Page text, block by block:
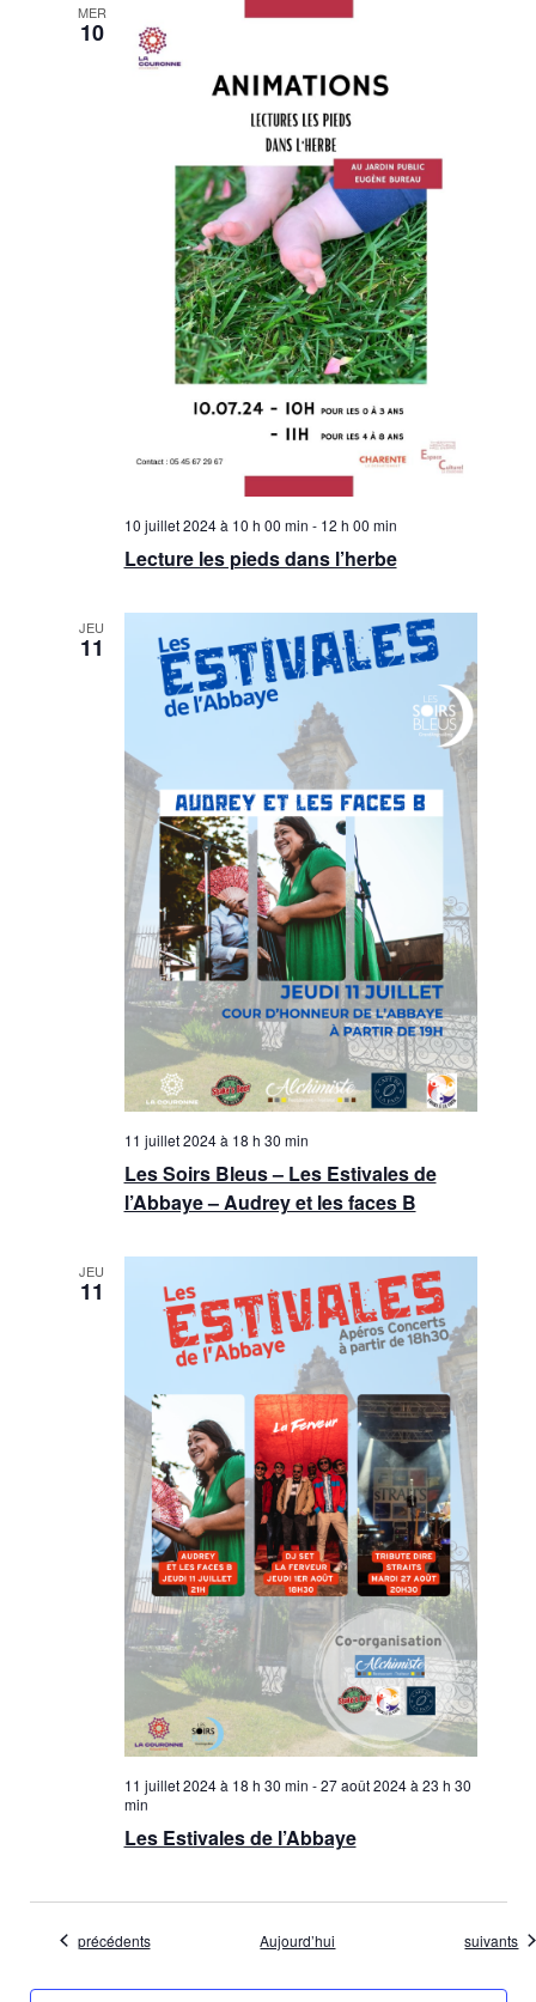
MER
10
Lecture les pieds dans l’herbe
10 juillet 2024 à 10 h 00 min - 12 h 00 min
JEU
11
Les Soirs Bleus – Les Estivales de
l’Abbaye – Audrey et les faces B
11 juillet 2024 à 18 h 30 min
JEU
11
Les Estivales de l’Abbaye
11 juillet 2024 à 18 h 30 min -27 août 2024 à 23 h 30
min
Évènements
précédents Aujourd’hui suivants